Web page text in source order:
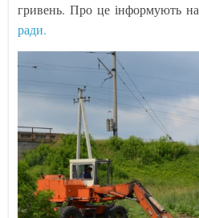
гривень. Про це інформують на
ради.